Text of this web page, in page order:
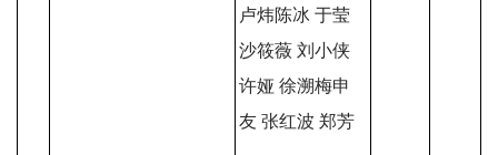
卢炜陈冰 于莹
沙筱薇 刘小侠
许娅 徐溯梅申
友 张红波 郑芳